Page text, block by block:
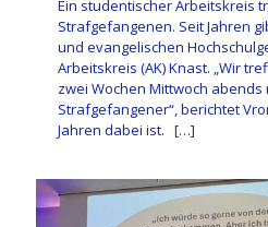
Ein studentischer Arbeitskreis
Strafgefangenen. Seit Jahren
und evangelischen
Arbeitskreis (AK) Knast. „Wir
zwei Wochen Mittwoch
Strafgefangener“, berichtet
Jahren dabei ist. […]